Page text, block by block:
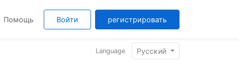
Помощь Войти регистрировать
Language Pyccĸий